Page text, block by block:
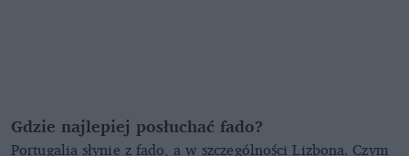
Gdzie najlepiej posłuchać fado?
Portugalia słynie z fado, a w szczególności Lizbona. Czym